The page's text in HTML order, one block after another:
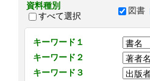
資料種別
すべて選択
図書
キーワード１
キーワード２
キーワード３